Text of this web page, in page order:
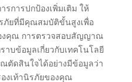
การปกป้องเพิ่มเติม ให้
ภัยที่มีคุณสมบัติขั้นสูงเพื่อ
งคุณ การตรวจสอบสัญญาณ
าบข้อมูลเกี่ยวกับเทคโนโลยี
ตัดสินใจได้อย่างมีข้อมูลว่า
องเท้านิรภัยของคุณ